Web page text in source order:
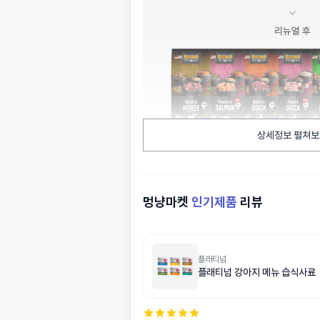
상세정보 펼쳐
멍냥마켓 인기제품 리뷰
플래티넘
플래티넘 강아지 메뉴 습식사료